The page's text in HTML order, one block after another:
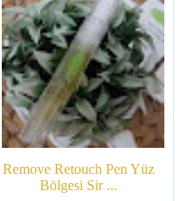
Remove Retouch Pen Yüz
Bölgesi Sir ...